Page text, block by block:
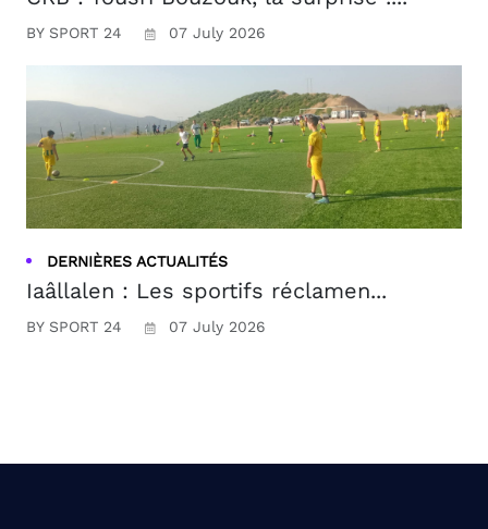
BY SPORT 24 07 July 2026
DERNIÈRES ACTUALITÉS
Iaâllalen : Les sportifs réclamen...
BY SPORT 24 07 July 2026